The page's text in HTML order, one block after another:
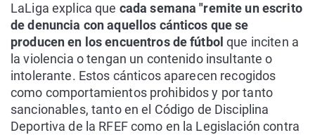
LaLiga explica que cada semana "remite un escrito
de denuncia con aquellos cánticos que se
producen en los encuentros de fútbolque inciten a
la violencia o tengan un contenido insultante o
intolerante. Estos cánticos aparecen recogidos
como comportamientos prohibidos y por tanto
sancionables, tanto en el Código de Disciplina
Deportiva de la RFEF como en la Legislación contra